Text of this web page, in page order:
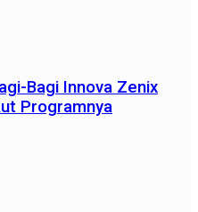
Bagi Innova Zenix
Programnya